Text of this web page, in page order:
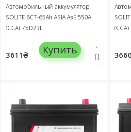
Автомобильный аккумулятор
SOLITE 6СТ-65Ah ASIA АзЕ 550А
(CCA) 75D23L
3611₴ Купить